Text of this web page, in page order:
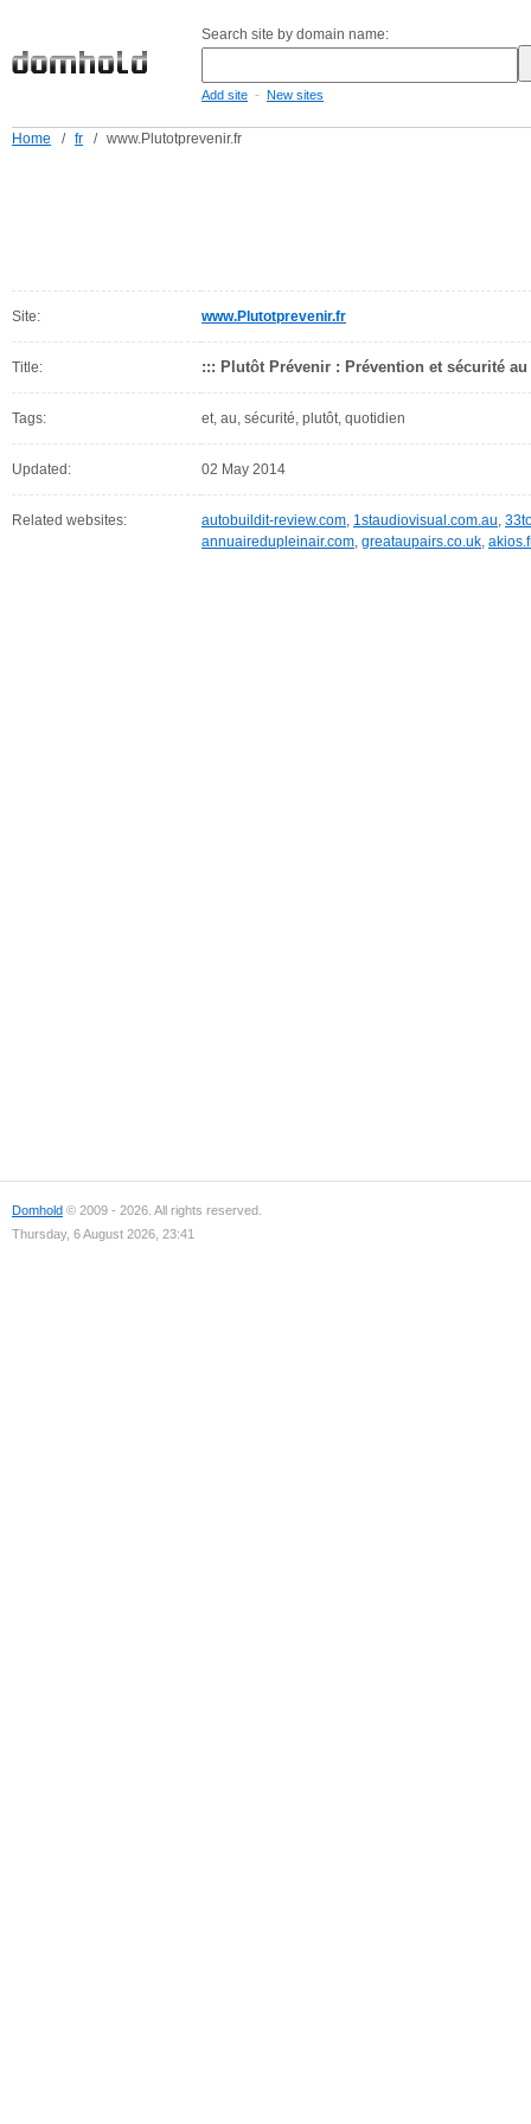
Search site by domain name:
Add site - New sites
Home / fr / www.Plutotprevenir.fr
Site: www.Plutotprevenir.fr
Title: ::: Plutôt Prévenir : Prévention et sécurité
Tags: et, au, sécurité, plutôt, quotidien
Updated: 02 May 2014
Related websites: autobuildit-review.com, 1staudiovisual.com.au,
annuairedupleinair.com, greataupairs.co.uk,
Domhold © 2009 - 2026. All rights reserved.
Thursday, 6 August 2026, 23:41